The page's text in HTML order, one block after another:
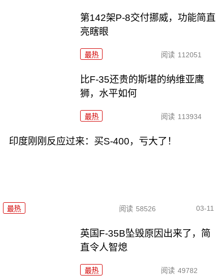
第142架P-8交付挪威，功能简直
亮瞎眼
最热 阅读 112051
比F-35还贵的斯堪的纳维亚鹰
狮，水平如何
最热 阅读 113934
印度刚刚反应过来：买S-400，亏大了！
最热 阅读 58526 03-11
英国F-35B坠毁原因出来了，简
直令人智熄
最热 阅读 49782